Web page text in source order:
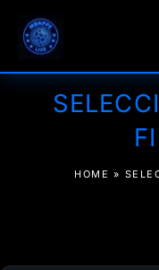
contenido
HOME »